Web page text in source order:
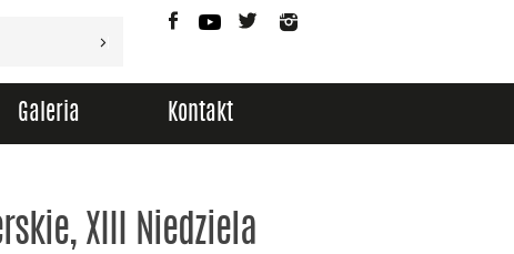
FacebookYouTubeTwitter
Galeria Kontakt
XIII Niedziela